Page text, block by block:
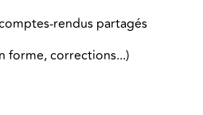
rendus partagés
forme, corrections...)